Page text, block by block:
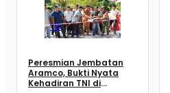
TNI
Peresmian Jembatan
Aramco, Bukti Nyata
Kehadiran TNI di